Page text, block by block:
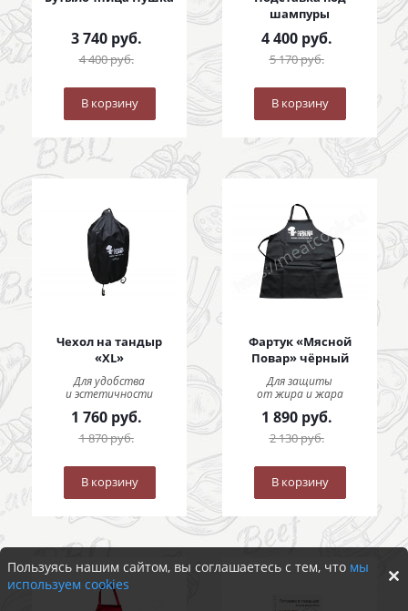
3 740руб.
4 400руб.
В корзину
шампуры
4 400руб.
5 170руб.
В корзину
Чехол на тандыр
«XL»
Для удобства
и эстетичности
1 760руб.
1 870руб.
В корзину
Фартук «Мясной
Повар» чёрный
Для защиты
от жира и жара
1 890руб.
2 130руб.
В корзину
Пользуясь нашим сайтом, вы соглашаетесь с тем, что мы
используем cookies